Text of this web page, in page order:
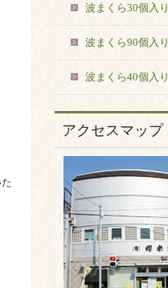
波まくら30個入り
波まくら90個入り
波まくら40個入り
アクセスマップ